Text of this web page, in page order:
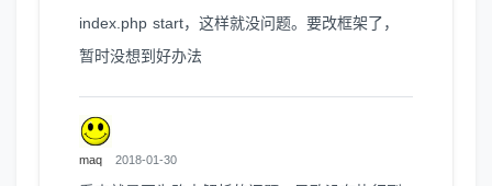
index.php start，这样就没问题。要改框架了，
暂时没想到好办法
maq 2018-01-30